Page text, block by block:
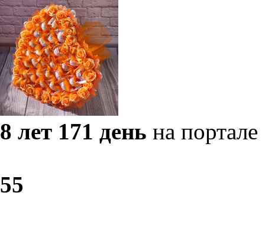
8 лет 171 день на портале
55